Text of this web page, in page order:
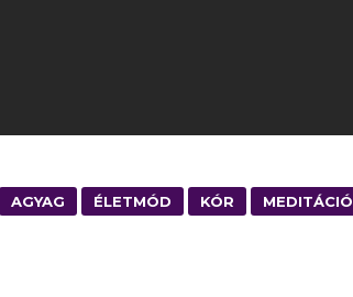
AGYAG ÉLETMÓD KÓR MEDITÁCIÓ